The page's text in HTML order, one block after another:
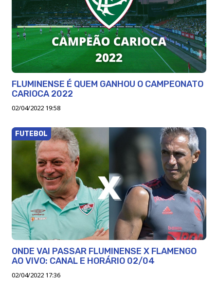
FLUMINENSE É QUEM GANHOU O CAMPEONATO
CARIOCA 2022
02/04/2022 19:58
FUTEBOL
ONDE VAI PASSAR FLUMINENSE X FLAMENGO
AO VIVO: CANAL E HORÁRIO 02/04
02/04/2022 17:36